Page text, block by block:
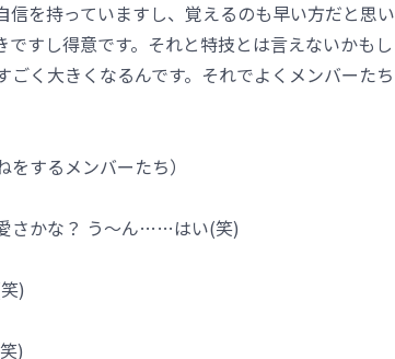
を持っていますし、覚えるのも早い方だと思い
すし得意です。それと特技とは言えないかもし
く大きくなるんです。それでよくメンバーたち
するメンバーたち）
さかな？ う～ん……はい(笑)
)
)